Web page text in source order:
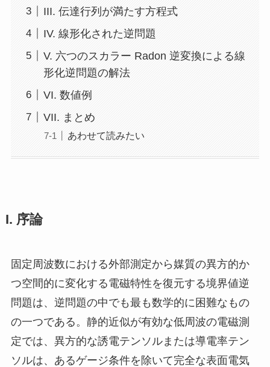
III. 伝達行列が満たす方程式
IV. 線形化された逆問題
V. 六つのスカラー Radon 逆変換による線
形化逆問題の解法
VI. 数値例
VII. まとめ
あわせて読みたい
I. 序論
固定周波数における外部測定から媒質の異方的か
つ空間的に変化する電磁特性を復元する境界値逆
問題は、逆問題の中でも最も数学的に困難なもの
の一つである。静的近似が有効な低周波の電磁測
定では、異方的な誘電テンソルまたは導電率テン
ソルは、あるゲージ条件を除いて完全な表面電気